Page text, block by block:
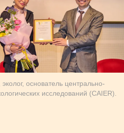
основатель центрально-
исследований (CAIER).